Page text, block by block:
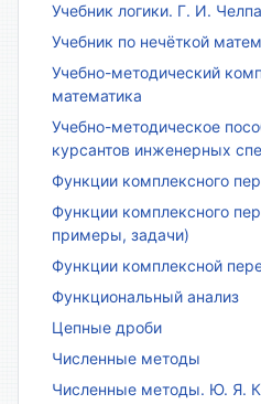
Учебник логики. Г. И.
Учебник по нечёткой
Учебно-методический
математика
Учебно-методическое
курсантов инженерных
Функции комплексного
Функции комплексного
примеры, задачи)
Функции комплексной
Функциональный анализ
Цепные дроби
Численные методы
Численные методы. Ю. Я.